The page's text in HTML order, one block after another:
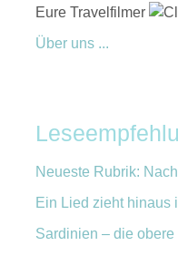
Eure Travelfilmer
Über uns ...
Neueste Rubrik:
Ein Lied zieht hinaus
Sardinien – die obere